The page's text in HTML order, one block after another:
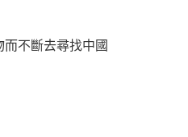
不斷去尋找中國